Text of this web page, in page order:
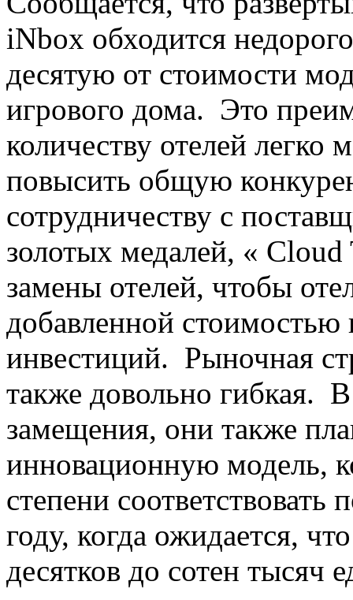
iNbox обходится
десятую от стоимости
игрового дома. Это
количеству отелей легко
повысить общую
сотрудничеству с
золотых медалей, «
замены отелей, чтобы
добавленной стоимостью
инвестиций. Рыночная
также довольно гибкая.
замещения, они также
инновационную модель,
степени
году, когда ожидается,
десятков до сотен тысяч